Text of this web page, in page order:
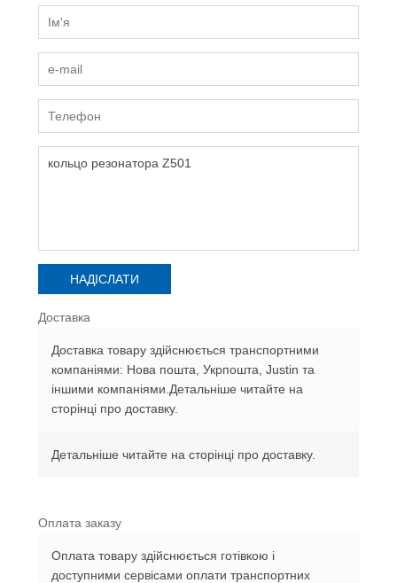
Доставка
Доставка товару здійснюється транспортними
компаніями: Нова пошта, Укрпошта, Justin та
іншими компаніями.Детальніше читайте на
сторінці про доставку.
Детальніше читайте на сторінці про доставку.
Оплата заказу
Оплата товару здійснюється готівкою і
доступними сервісами оплати транспортних